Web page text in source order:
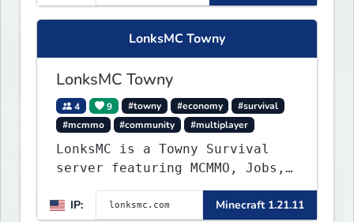
LonksMC Towny
LonksMC Towny
4 9 #towny #economy
#survival
#mcmmo
#community #multiplayer
LonksMC is a Towny Survival
server featuring MCMMO, Jobs,
free rank progression, and
weekly events. We focus on a
IP: Minecraft 1.21.11